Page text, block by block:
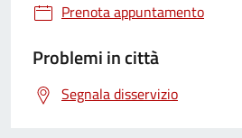
Prenota appuntamento
Problemi in città
Segnala disservizio